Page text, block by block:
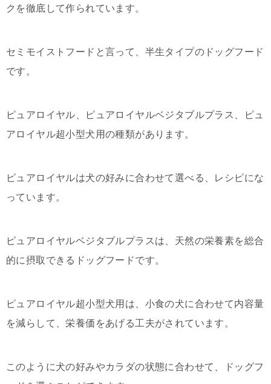
クを徹底して作られています。
セミモイストフードと言って、半生タイプのドッグフード
です。
ピュアロイヤル、ピュアロイヤルベジタブルプラス、ピュ
アロイヤル超小型犬用の種類があります。
ピュアロイヤルは犬の好みに合わせて選べる、レシピにな
っています。
ピュアロイヤルベジタブルプラスは、天然の栄養素を総合
的に摂取できるドッグフードです。
ピュアロイヤル超小型犬用は、小食の犬に合わせて内容量
を減らして、栄養価をあげる工夫がされています。
このように犬の好みやカラダの状態に合わせて、ドッグフ